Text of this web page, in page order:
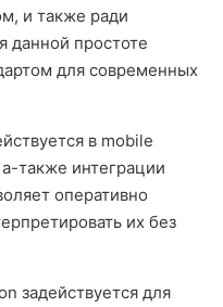
и также ради
данной простоте
для современных
в mobile
также интеграции
оперативно
их без
задействуется для